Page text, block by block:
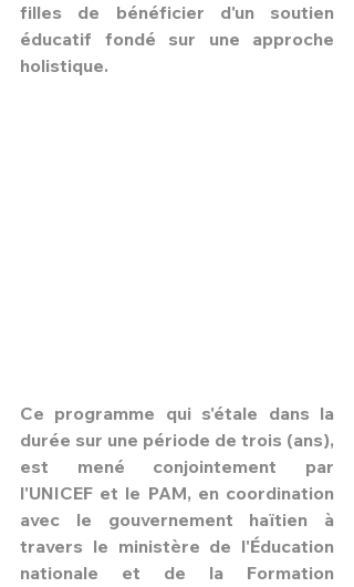
filles de bénéficier d'un soutien
éducatif fondé sur une approche
holistique.
Ce programme qui s'étale dans la
durée sur une période de trois (ans),
est mené conjointement par
l'UNICEF et le PAM, en coordination
avec le gouvernement haïtien à
travers le ministère de l'Éducation
nationale et de la Formation